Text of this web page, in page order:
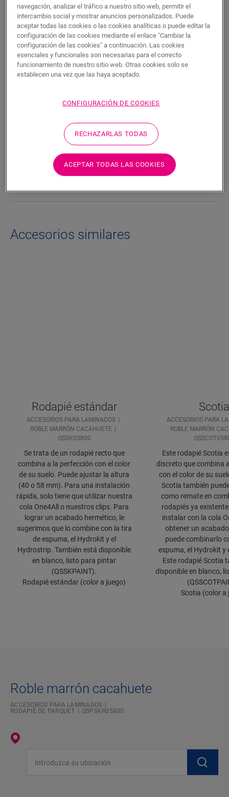
BUSCAR
Características del producto
Se trata de un rodapié recto y alto que combina a la
perfección con el color de su suelo. Cuenta con unas prácticas
ranuras en la parte posterior para alojar los cables. El rodapié
acabado hermético, le sugerimos que lo combine con la tira de
disponible en blanco, listo para pintar (QSPSKRPAINT).
Dimensiones
Accesorios similares
Rodapié estándar
ACCESORIOS PARA LAMINADOS
ROBLE MARRÓN CACAHUETE
QSSK05800
Se trata de un rodapié recto que
combina a la perfección con el color
de su suelo. Puede ajustar la altura
(40 o 58 mm). Para una instalación
rápida, solo tiene que utilizar nuestra
cola One4All o nuestros clips. Para
lograr un acabado hermético, le
sugerimos que lo combine con la tira
de espuma, el Hydrokit y el
Hydrostrip. También está disponible
en blanco, listo para pintar
(QSSKPAINT).
Rodapié estándar (color a juego)
Scotia
ACCESORIOS PARA
ROBLE MARRÓN
Este rodapié Scotia
discreto que combina
con el color de su
Scotia también
como remate en
rodapiés ya
instalar con la cola
obtener un
puede combinarlo
espuma, el Hydrokit y
Este rodapié Scotia
disponible en blanco,
Scotia (color a
Roble marrón cacahuete
ACCESORIOS PARA LAMINADOS
RODAPIÉ DE PARQUET
QSPSKR05800
navegación, analizar el tráfico a nuestro sitio web, permitir el
intercambio social y mostrar anuncios personalizados. Puede
aceptar todas las cookies o las cookies analíticas o puede editar la
configuración de las cookies mediante el enlace "Cambiar la
configuración de las cookies" a continuación. Las cookies
esenciales y funcionales son necesarias para el correcto
funcionamiento de nuestro sitio web. Otras cookies solo se
establecen una vez que las haya aceptado.
CONFIGURACIÓN DE COOKIES
RECHAZARLAS TODAS
ACEPTAR TODAS LAS COOKIES